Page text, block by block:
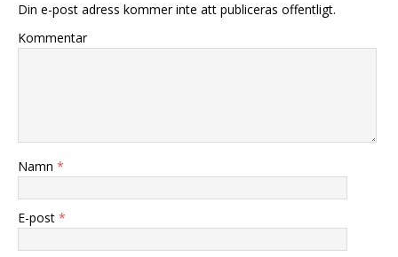
Din e-post adress kommer inte att publiceras offentligt.
Kommentar
Namn *
E-post *